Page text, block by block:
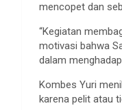
mencopet dan
“Kegiatan
motivasi bahwa
dalam
Kombes Yuri
karena pelit atau